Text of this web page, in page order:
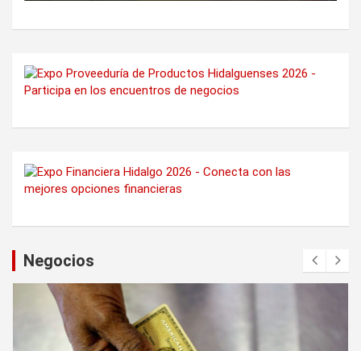
Negocios